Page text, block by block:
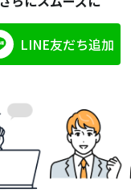
LINE友だち追加